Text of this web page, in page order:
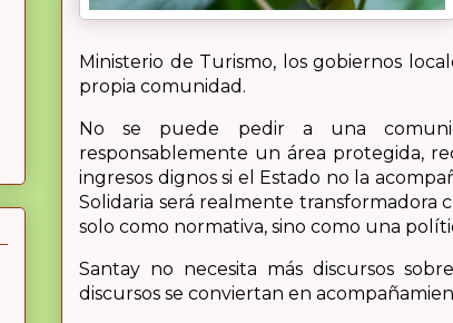
Ministerio de Turismo, los gobiernos
propia comunidad.
No se puede pedir a una
responsablemente un área protegida,
ingresos dignos si el Estado no la
Solidaria será realmente transformadora
solo como normativa, sino como una
Santay no necesita más discursos
discursos se conviertan en